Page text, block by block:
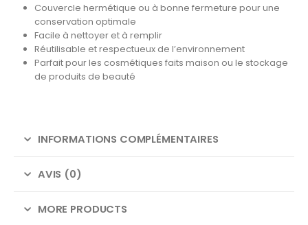
Couvercle hermétique ou à bonne fermeture pour une
conservation optimale
Facile à nettoyer et à remplir
Réutilisable et respectueux de l’environnement
Parfait pour les cosmétiques faits maison ou le stockage
de produits de beauté
INFORMATIONS COMPLÉMENTAIRES
AVIS (0)
MORE PRODUCTS